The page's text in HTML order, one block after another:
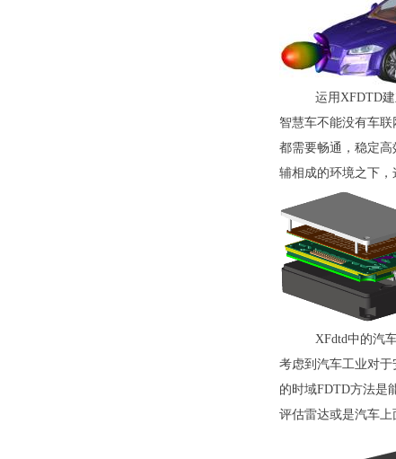
运用XFDTD
智慧车不能没有车
都需要畅通，稳定
辅相成的环境之下，
XFdtd中的汽
考虑到汽车工业对
的时域FDTD方法是
评估雷达或是汽车